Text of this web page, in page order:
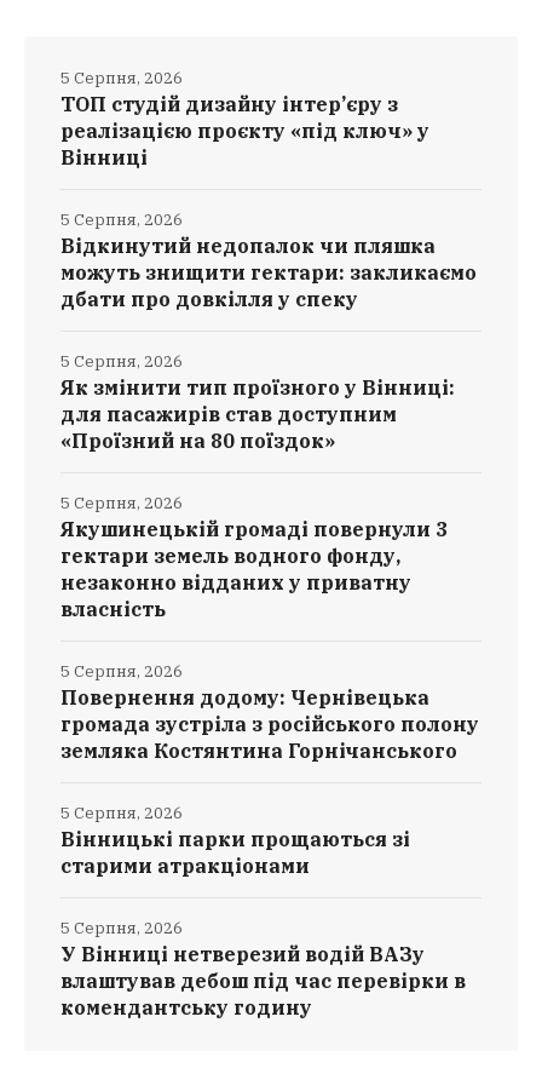
ТОП студій дизайну інтер’єру з
реалізацією проєкту «під ключ» у
Вінниці
5 Серпня, 2026
Відкинутий недопалок чи пляшка
можуть знищити гектари: закликаємо
дбати про довкілля у спеку
5 Серпня, 2026
Як змінити тип проїзного у Вінниці:
для пасажирів став доступним
«Проїзний на 80 поїздок»
5 Серпня, 2026
Якушинецькій громаді повернули 3
гектари земель водного фонду,
незаконно відданих у приватну
власність
5 Серпня, 2026
Повернення додому: Чернівецька
громада зустріла з російського полону
земляка Костянтина Горнічанського
5 Серпня, 2026
Вінницькі парки прощаються зі
старими атракціонами
5 Серпня, 2026
У Вінниці нетверезий водій ВАЗу
влаштував дебош під час перевірки в
комендантську годину
5 Серпня, 2026